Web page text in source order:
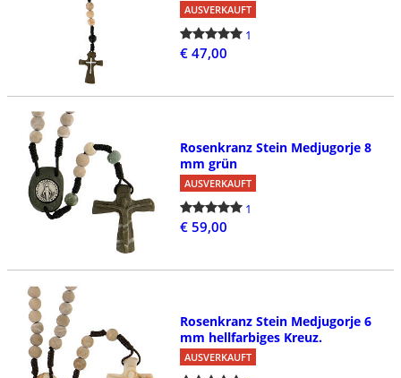
AUSVERKAUFT
1
€ 47,00
Rosenkranz Stein Medjugorje 8
mm grün
AUSVERKAUFT
1
€ 59,00
Rosenkranz Stein Medjugorje 6
mm hellfarbiges Kreuz.
AUSVERKAUFT